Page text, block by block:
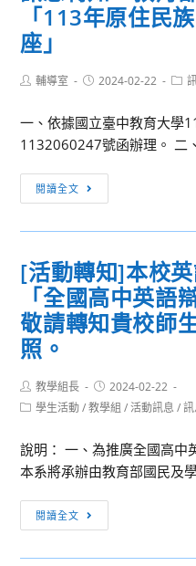
關
探
與
實
南
推
動
中
高
雄
政
府
等
「113年原住民
座」
Post輔導室
Post2024-02-22
Post
一、依據國立臺中教育大學
1132060247號函辦理。 二
閱讀全文
息
轉
教
育
部
國
及
學
教
育
年
原
[活動轉知]本校
「全國高中英語
敬請轉知貴校師
照。
Post
author:
教學組長
Post
published:
2024-02-22
Post學生活動 / 教學組 / 活動訊息 /
說明： 一、為推廣全國高中
本系將承辦由教育部國民及
閱讀全文
動
轉